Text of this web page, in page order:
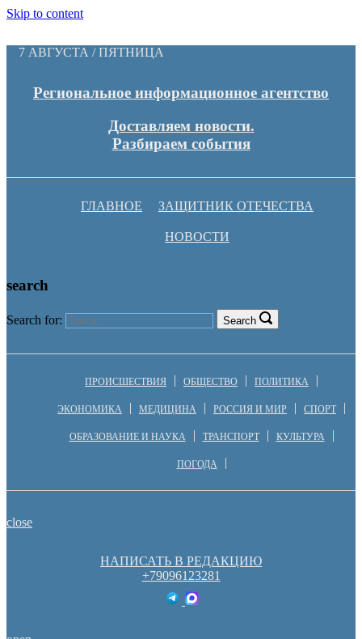
Skip to content
7 АВГУСТА / ПЯТНИЦА
Региональное информационное агентство
Доставляем новости.
Разбираем события
ГЛАВНОЕ ЗАЩИТНИК ОТЕЧЕСТВА
НОВОСТИ
search
Search for: Search
ПРОИСШЕСТВИЯ ОБЩЕСТВО ПОЛИТИКА
ЭКОНОМИКА МЕДИЦИНА РОССИЯ И МИР СПОРТ
ОБРАЗОВАНИЕ И НАУКА ТРАНСПОРТ КУЛЬТУРА
ПОГОДА
close
НАПИСАТЬ В РЕДАКЦИЮ
+79096123281